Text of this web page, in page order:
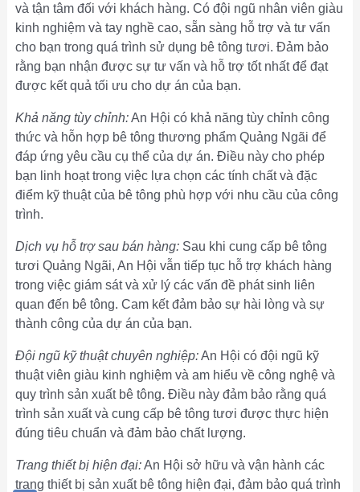
và tận tâm đối với khách hàng. Có đội ngũ nhân viên giàu
kinh nghiệm và tay nghề cao, sẵn sàng hỗ trợ và tư vấn
cho bạn trong quá trình sử dụng bê tông tươi. Đảm bảo
rằng bạn nhận được sự tư vấn và hỗ trợ tốt nhất để đạt
được kết quả tối ưu cho dự án của bạn.
Khả năng tùy chỉnh:An Hội có khả năng tùy chỉnh công
thức và hỗn hợp bê tông thương phẩm Quảng Ngãi để
đáp ứng yêu cầu cụ thể của dự án. Điều này cho phép
bạn linh hoạt trong việc lựa chọn các tính chất và đặc
điểm kỹ thuật của bê tông phù hợp với nhu cầu của công
trình.
Dịch vụ hỗ trợ sau bán hàng:Sau khi cung cấp bê tông
tươi Quảng Ngãi, An Hội vẫn tiếp tục hỗ trợ khách hàng
trong việc giám sát và xử lý các vấn đề phát sinh liên
quan đến bê tông. Cam kết đảm bảo sự hài lòng và sự
thành công của dự án của bạn.
Đội ngũ kỹ thuật chuyên nghiệp:An Hội có đội ngũ kỹ
thuật viên giàu kinh nghiệm và am hiểu về công nghệ và
quy trình sản xuất bê tông. Điều này đảm bảo rằng quá
trình sản xuất và cung cấp bê tông tươi được thực hiện
đúng tiêu chuẩn và đảm bảo chất lượng.
Trang thiết bị hiện đại:An Hội sở hữu và vận hành các
trang thiết bị sản xuất bê tông hiện đại, đảm bảo quá trình